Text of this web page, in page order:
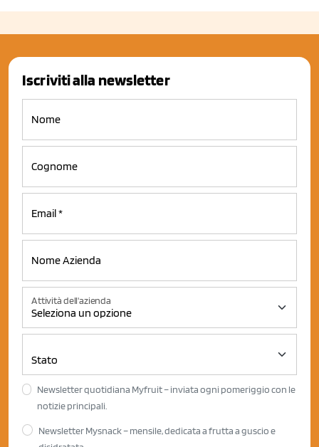
Iscriviti alla newsletter
Attività dell'azienda
Newsletter quotidiana Myfruit – inviata ogni pomeriggio con le
notizie principali.
Newsletter Mysnack – mensile, dedicata a frutta a guscio e